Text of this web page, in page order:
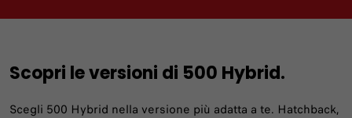
Scopri le versioni di 500 Hybrid.
Scegli 500 Hybrid nella versione più adatta a te. Hatchback,